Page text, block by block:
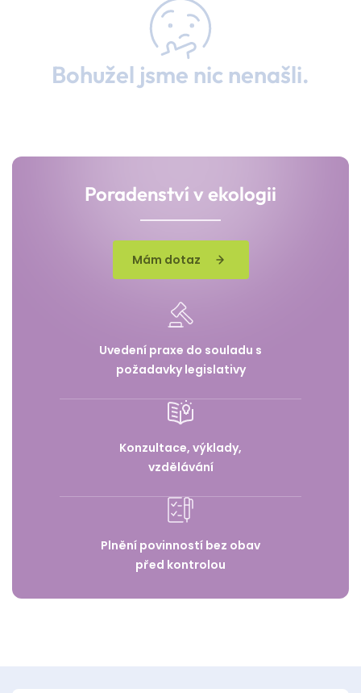
Bohužel jsme nic nenašli.
Poradenství v ekologii
Mám dotaz
Uvedení praxe do souladu s
požadavky legislativy
Konzultace, výklady,
vzdělávání
Plnění povinností bez obav
před kontrolou